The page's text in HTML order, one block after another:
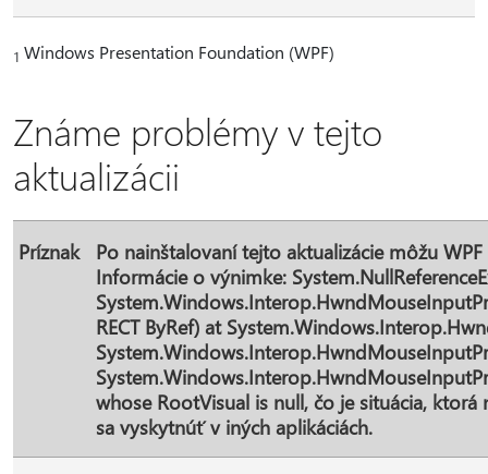
1 Windows Presentation Foundation (WPF)
Známe problémy v tejto
aktualizácii
Príznak
Po nainštalovaní tejto aktualizácie môžu
Informácie o výnimke:
RECT ByRef) at
whose RootVisual is null, čo je situácia,
sa vyskytnúť v iných aplikáciách.